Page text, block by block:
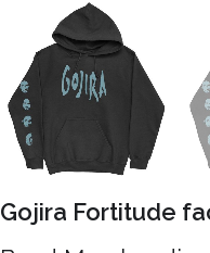
Gojira Fortitude